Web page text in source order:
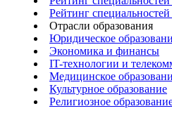
Рейтинг специальностей
Отрасли образования
Юридическое
Экономика и финансы
IT-технологии и
Медицинское
Культурное образование
Религиозное